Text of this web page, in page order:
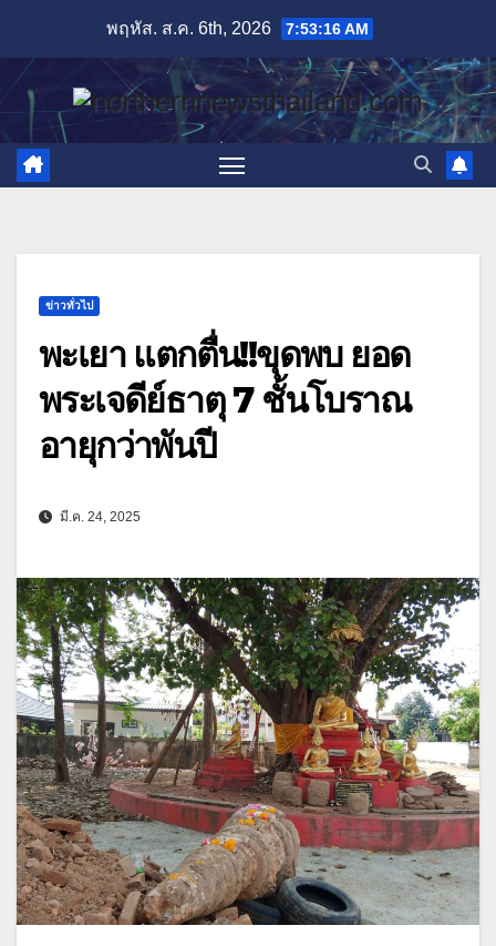
content
พฤหัส. ส.ค. 6th, 2026 7:53:17 AM
ข่าวทั่วไป
พะเยา แตกตื่น!!ขุดพบ ยอด
พระเจดีย์ธาตุ 7 ชั้นโบราณ
อายุกว่าพันปี
มี.ค. 24, 2025